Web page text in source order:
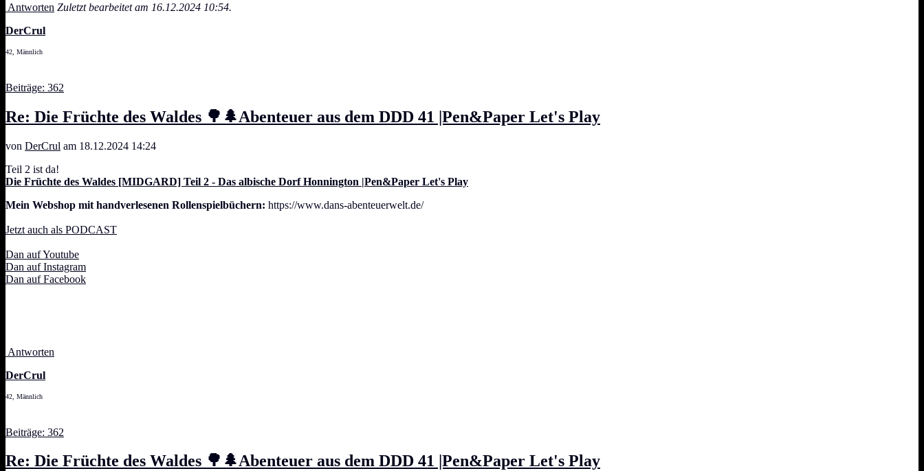
Antworten Zuletzt bearbeitet am 16.12.2024 10:54.
DerCrul
42, Männlich
Beiträge: 362
Re: Die Früchte des Waldes 🌳🌲Abenteuer aus dem DDD 41 |Pen&Paper Let's Play
von DerCrul am 18.12.2024 14:24
Teil 2 ist da!
Die Früchte des Waldes [MIDGARD] Teil 2 - Das albische Dorf Honnington |Pen&Paper Let's Play
Mein Webshop mit handverlesenen Rollenspielbüchern: https://www.dans-abenteuerwelt.de/
Jetzt auch als PODCAST
Dan auf Youtube
Dan auf Instagram
Dan auf Facebook
Antworten
DerCrul
42, Männlich
Beiträge: 362
Re: Die Früchte des Waldes 🌳🌲Abenteuer aus dem DDD 41 |Pen&Paper Let's Play